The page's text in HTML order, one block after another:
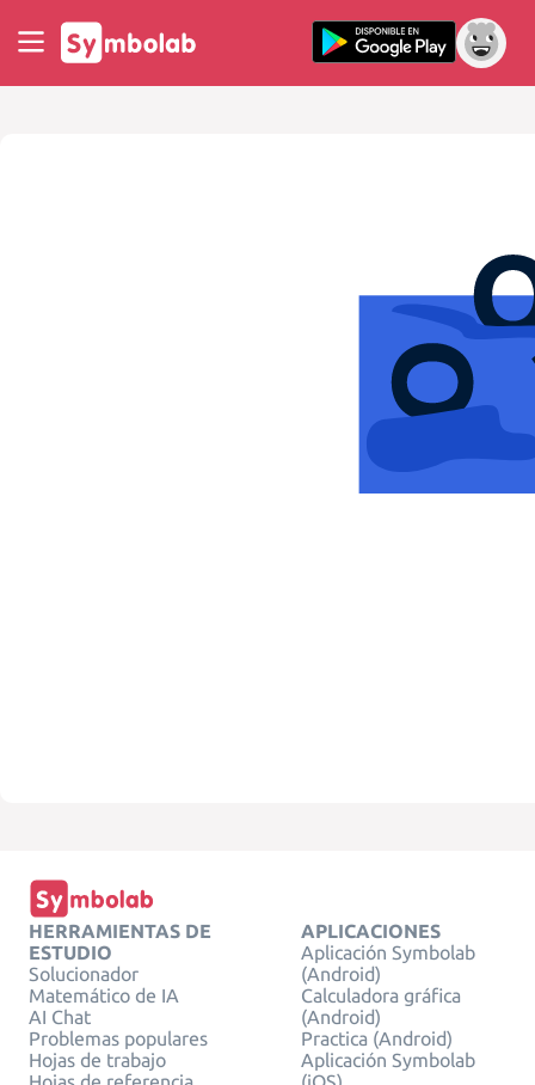
HERRAMIENTAS DE
ESTUDIO
Solucionador
Matemático de IA
AI Chat
Problemas populares
Hojas de trabajo
APLICACIONES
Aplicación Symbolab
(Android)
Calculadora gráfica
(Android)
Practica (Android)
Aplicación Symbolab